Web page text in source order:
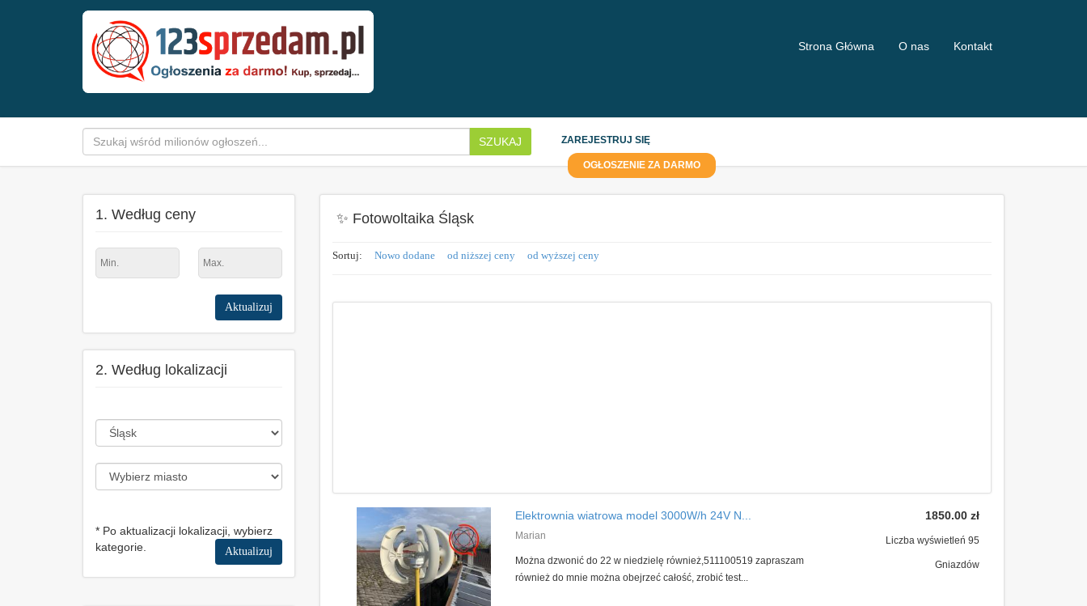
Strona Główna O nas Kontakt
SZUKAJ ZAREJESTRUJ SIĘ
OGŁOSZENIE ZA DARMO
1. Według ceny
Aktualizuj
2. Według lokalizacji
* Po aktualizacji lokalizacji, wybierz
kategorie.
Aktualizuj
✨ Fotowoltaika Śląsk
Sortuj: Nowo dodane od niższej ceny od wyższej ceny
Elektrownia wiatrowa model 3000W/h 24V N...
Marian
Można dzwonić do 22 w niedzielę również,511100519 zapraszam
również do mnie można obejrzeć całość, zrobić test...
1850.00 zł
Liczba wyświetleń 95
Gniazdów